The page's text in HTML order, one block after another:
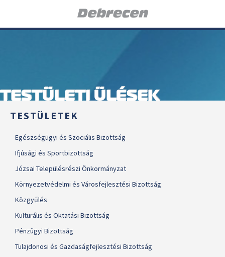
TESTÜLETI ÜLÉSEK
TESTÜLETEK
Egészségügyi és Szociális Bizottság
Ifjúsági és Sportbizottság
Józsai Településrészi Önkormányzat
Környezetvédelmi és Városfejlesztési Bizottság
Közgyűlés
Kulturális és Oktatási Bizottság
Pénzügyi Bizottság
Tulajdonosi és Gazdaságfejlesztési Bizottság